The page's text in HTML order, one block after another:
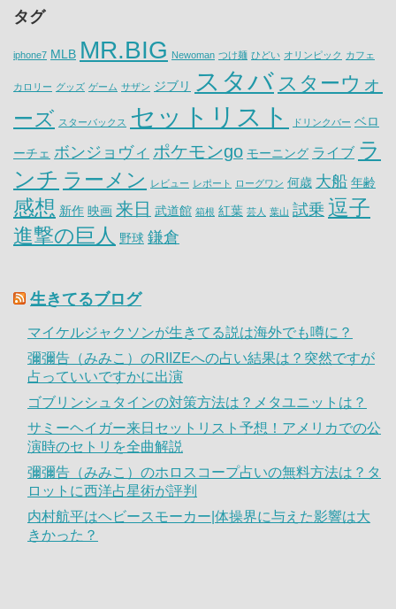
タグ
iphone7 MLB MR.BIG Newoman つけ麺 ひどい オリンピック カフェ
カロリー グッズ ゲーム サザン ジブリ スタバ スターウォ
ーズ スターバックス セットリスト ドリンクバー ベロ
ーチェ ボンジョヴィ ポケモンgo モーニング ライブ ラ
ンチ ラーメン レビュー レポート ローグワン 何歳 大船 年齢
感想 新作 映画 来日 武道館 箱根 紅葉 芸人 葉山 試乗 逗子
進撃の巨人 野球 鎌倉
生きてるブログ
マイケルジャクソンが生きてる説は海外でも噂に？
彌彌告（みみこ）のRIIZEへの占い結果は？突然ですが
占っていいですかに出演
ゴブリンシュタインの対策方法は？メタユニットは？
サミーヘイガー来日セットリスト予想！アメリカでの公
演時のセトリを全曲解説
彌彌告（みみこ）のホロスコープ占いの無料方法は？タ
ロットに西洋占星術が評判
内村航平はヘビースモーカー|体操界に与えた影響は大
きかった？